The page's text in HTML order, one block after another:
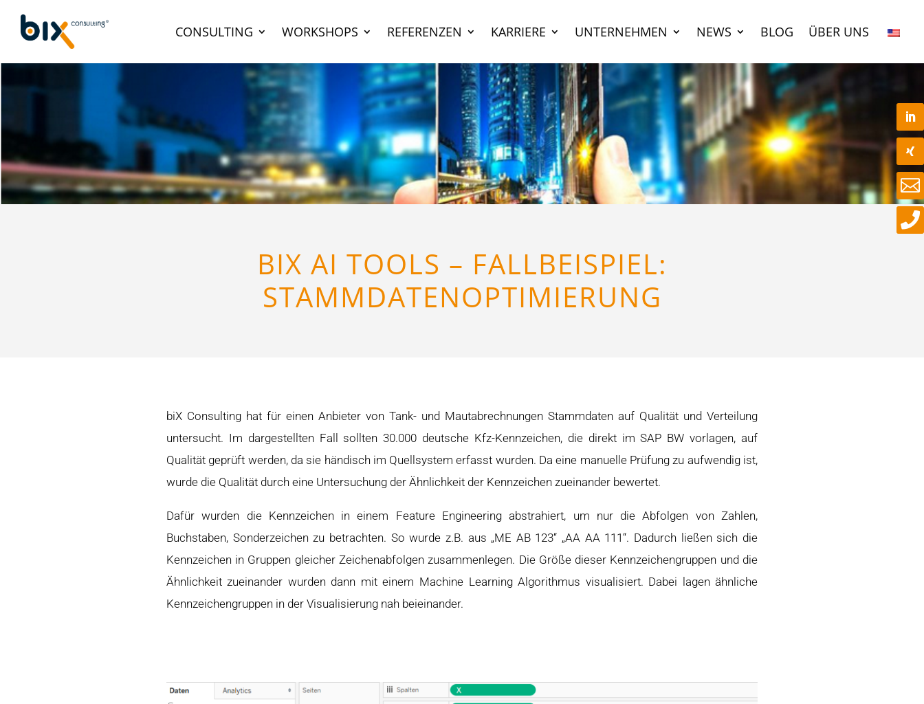
CONSULTING WORKSHOPS REFERENZEN KARRIERE UNTERNEHMEN NEWS BLOG ÜBER UNS
BIX AI TOOLS – FALLBEISPIEL:
STAMMDATENOPTIMIERUNG
biX Consulting hat für einen Anbieter von Tank- und Mautabrechnungen Stammdaten auf Qualität und Verteilung
untersucht. Im dargestellten Fall sollten 30.000 deutsche Kfz-Kennzeichen, die direkt im SAP BW vorlagen, auf
Qualität geprüft werden, da sie händisch im Quellsystem erfasst wurden. Da eine manuelle Prüfung zu aufwendig ist,
wurde die Qualität durch eine Untersuchung der Ähnlichkeit der Kennzeichen zueinander bewertet.
Dafür wurden die Kennzeichen in einem Feature Engineering abstrahiert, um nur die Abfolgen von Zahlen,
Buchstaben, Sonderzeichen zu betrachten. So wurde z.B. aus „ME AB 123“ „AA AA 111“. Dadurch ließen sich die
Kennzeichen in Gruppen gleicher Zeichenabfolgen zusammenlegen. Die Größe dieser Kennzeichengruppen und die
Ähnlichkeit zueinander wurden dann mit einem Machine Learning Algorithmus visualisiert. Dabei lagen ähnliche
Kennzeichengruppen in der Visualisierung nah beieinander.

